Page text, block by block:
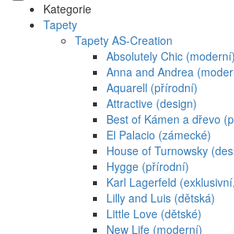
Kategorie
Tapety
Tapety AS-Creation
Absolutely Chic (moderní)
Anna and Andrea
Aquarell (přírodní)
Attractive (design)
Best of Kámen a dřevo
El Palacio (zámecké)
House of Turnowsky
Hygge (přírodní)
Karl Lagerfeld
Lilly and Luis (dětská)
Little Love (dětské)
New Life (moderní)